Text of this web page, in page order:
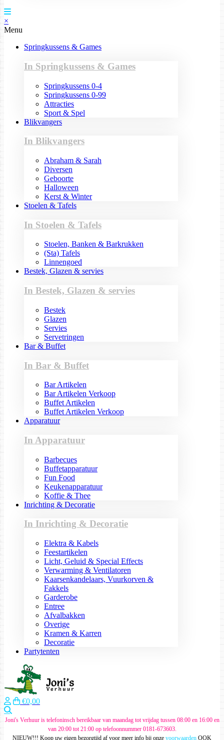
×
Menu
Springkussens & Games
In Springkussens & Games
Springkussens 0-4
Springkussens 0-99
Attracties
Sport & Spel
Blikvangers
In Blikvangers
Abraham & Sarah
Diversen
Geboorte
Halloween
Kerst & Winter
Stoelen & Tafels
In Stoelen & Tafels
Stoelen, Banken & Barkrukken
(Sta) Tafels
Linnengoed
Bestek, Glazen & servies
In Bestek, Glazen & servies
Bestek
Glazen
Servies
Servetringen
Bar & Buffet
In Bar & Buffet
Bar Artikelen
Bar Artikelen Verkoop
Buffet Artikelen
Buffet Artikelen Verkoop
Apparatuur
In Apparatuur
Barbecues
Buffetapparatuur
Fun Food
Keukenapparatuur
Koffie & Thee
Inrichting & Decoratie
In Inrichting & Decoratie
Elektra & Kabels
Feestartikelen
Licht, Geluid & Special Effects
Verwarming & Ventilatoren
Kaarsenkandelaars, Vuurkorven &
Fakkels
Garderobe
Entree
Afvalbakken
Overige
Kramen & Karren
Decoratie
Partytenten
€0,00
Joni's Verhuur is telefoninsch bereikbaar van maandag tot vrijdag tussen 08:00 en 16:00 en
van 20:00 tot 21:00 op telefoonnummer 0181-673603.
NIEUW!!! Koop uw eigen bezorgtijd af voor meer info bij onze voorwaarden OOK